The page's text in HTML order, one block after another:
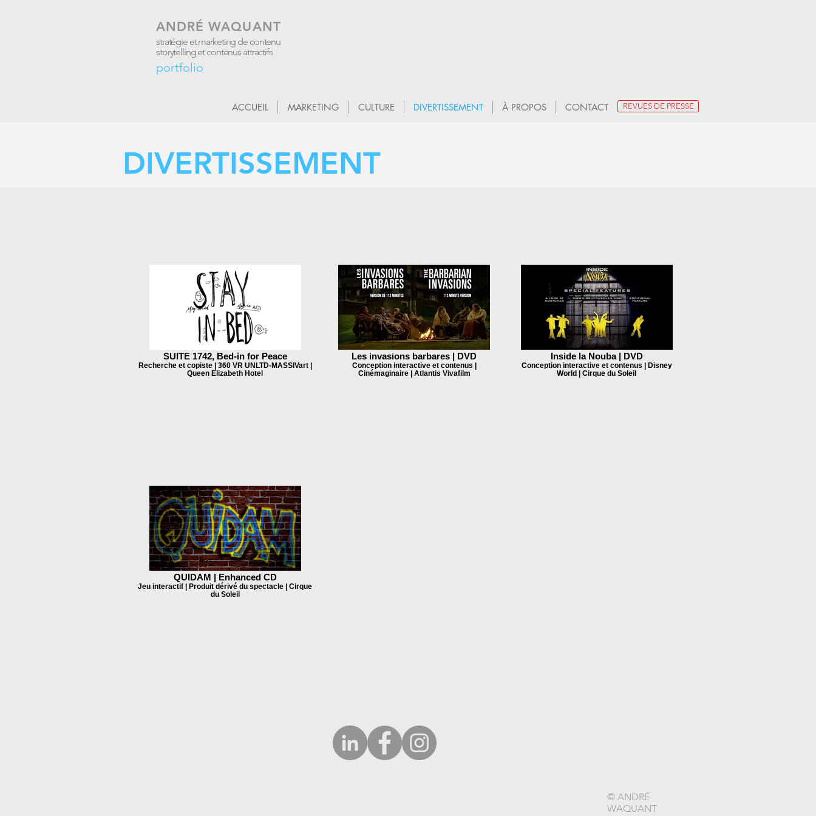
ANDRÉ WAQUANT
stratégie et marketing de contenu
storytelling et contenus attractifs
portfolio
ACCUEIL MARKETING CULTURE DIVERTISSEMENT À PROPOS CONTACT REVUES DE PRESSE
DIVERTISSEMENT
SUITE 1742, Bed-in for Peace
Recherche et copiste | 360 VR UNLTD-MASSIVart |
Queen Elizabeth Hotel
Les invasions barbares | DVD
Conception interactive et contenus |
Cinémaginaire | Atlantis Vivafilm
Inside la Nouba | DVD
Conception interactive et contenus | Disney
World | Cirque du Soleil
QUIDAM | Enhanced CD
Jeu interactif | Produit dérivé du spectacle | Cirque
du Soleil
© ANDRÉ
WAQUANT